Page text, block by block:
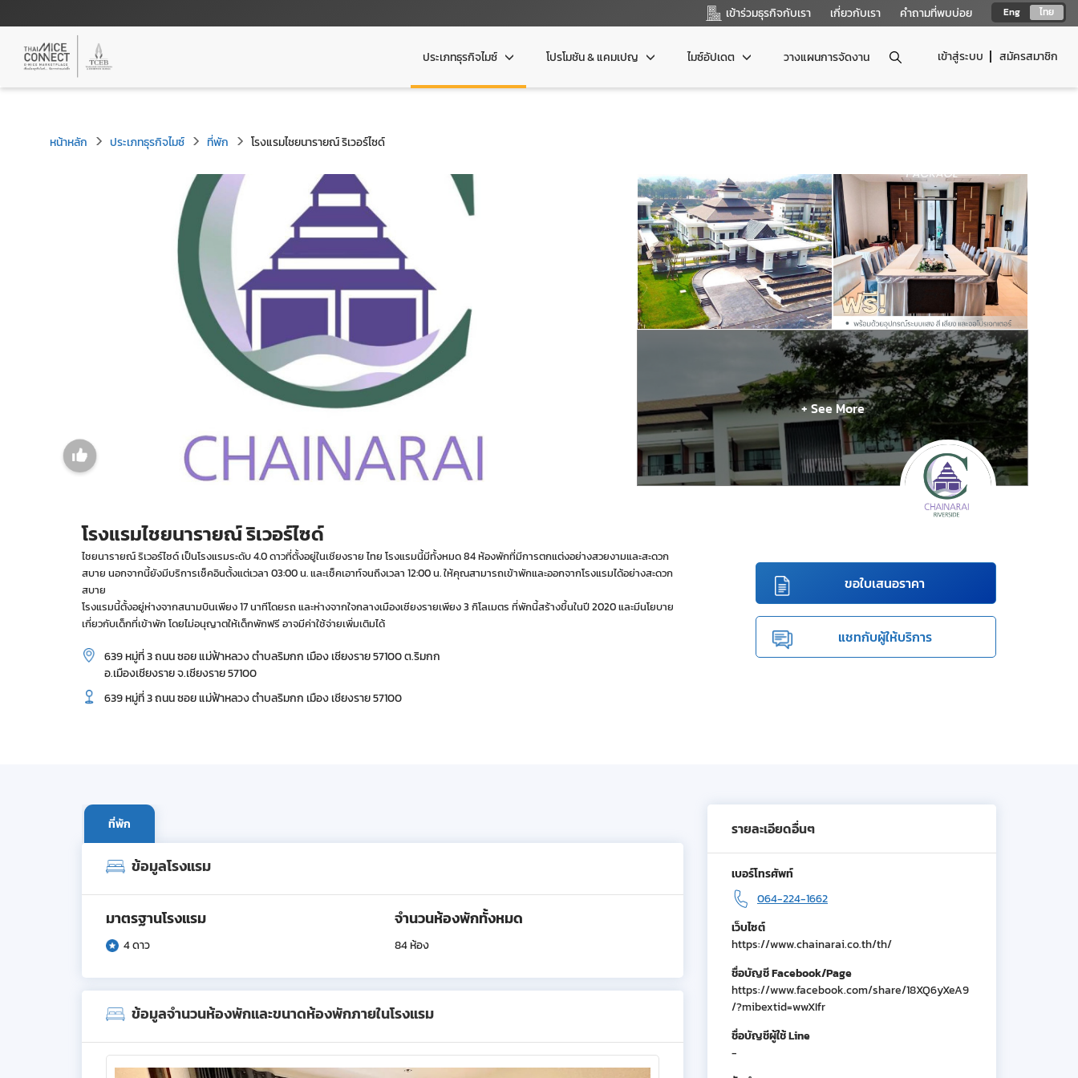
Eng ไทย
เข้าร่วมธุรกิจกับเรา เกี่ยวกับเรา คำถามที่พบบ่อย
เข้าสู่ระบบ สมัครสมาชิก
ประเภทธุรกิจไมซ์ โปรโมชัน & แคมเปญ ไมซ์อัปเดต วางแผนการจัดงาน
หน้าหลัก ประเภทธุรกิจไมซ์ ที่พัก โรงแรมไชยนารายณ์ ริเวอร์ไซด์
+ See More
โรงแรมไชยนารายณ์ ริเวอร์ไซด์
ไชยนารายณ์ ริเวอร์ไซด์ เป็นโรงแรมระดับ 4.0 ดาวที่ตั้งอยู่ในเชียงราย ไทย โรงแรมนี้มีทั้งหมด 84 ห้องพักที่มีการตกแต่งอย่างสวยงามและสะดวก
สบาย นอกจากนี้ยังมีบริการเช็คอินตั้งแต่เวลา 03:00 น. และเช็คเอาท์จนถึงเวลา 12:00 น. ให้คุณสามารถเข้าพักและออกจากโรงแรมได้อย่างสะดวก
สบาย
โรงแรมนี้ตั้งอยู่ห่างจากสนามบินเพียง 17 นาทีโดยรถ และห่างจากใจกลางเมืองเชียงรายเพียง 3 กิโลเมตร ที่พักนี้สร้างขึ้นในปี 2020 และมีนโยบาย
เกี่ยวกับเด็กที่เข้าพัก โดยไม่อนุญาตให้เด็กพักฟรี อาจมีค่าใช้จ่ายเพิ่มเติมได้
639 หมู่ที่ 3 ถนน ซอย แม่ฟ้าหลวง ตำบลริมกก เมือง เชียงราย 57100 ต.ริมกก
อ.เมืองเชียงราย จ.เชียงราย 57100
639 หมู่ที่ 3 ถนน ซอย แม่ฟ้าหลวง ตำบลริมกก เมือง เชียงราย 57100
ขอใบเสนอราคา
แชทกับผู้ให้บริการ
ที่พัก
ข้อมูลโรงแรม
มาตรฐานโรงแรม
4 ดาว
จำนวนห้องพักทั้งหมด
84 ห้อง
ข้อมูลจำนวนห้องพักและขนาดห้องพักภายในโรงแรม
รายละเอียดอื่นๆ
เบอร์โทรศัพท์
064-224-1662
เว็บไซต์
https://www.chainarai.co.th/th/
ชื่อบัญชี Facebook/Page
https://www.facebook.com/share/18XQ6yXeA9
/?mibextid=wwXIfr
ชื่อบัญชีผู้ใช้ Line
-